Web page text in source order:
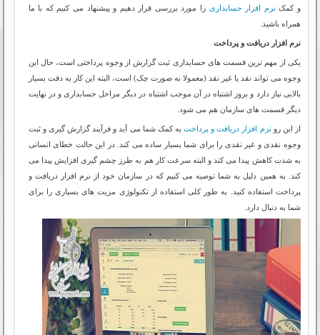
و کمک نرم افزار حسابداری را مورد بررسی قرار دهیم و پیشنهاد می کنیم که با ما
همراه باشید.
نرم افزار دریافت و پرداخت
یکی از مهم ترین قسمت های حسابداری ثبت گزارش از وجوه پرداختی است، حال این
وجوه می تواند نقد یا غیر نقد (معمولا به صورت چک) است، البته این کار به دقت بسیار
بالایی نیاز دارد و بروز اشتباه در آن موجب اشتباه در دیگر مراحل حسابداری و در نهایت
دیگر قسمت های سازمان هم می شود.
از این رو نرم افزار دریافت و پرداختبه کمک شما می آید و فرآیند گزارش گیری و ثبت
وجوه نقدی و غیر نقدی را برای شما بسیار ساده می کند. در این حالت خطای انسانی
به شدت کاهش پیدا می کند و البته سرعت کار هم به طرز چشم گیری افزایش پیدا می
کند. به همین دلیل به شما توصیه می کنیم که در سازمان خود از نرم افزار دریافت و
پرداخت استفاده کنید. به طور کلی استفاده از تکنولوژی مزیت های بسیاری را برای
شما به دنبال دارد.